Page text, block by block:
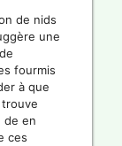
de nids
une
fourmis
à que
de en
ces